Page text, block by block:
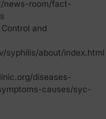
news-room/fact-
and
syphilis/about/index.html
diseases-
causes/syc-